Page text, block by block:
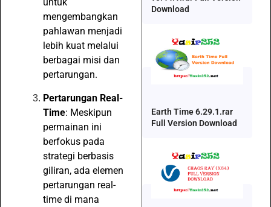
untuk
mengembangkan
pahlawan menjadi
lebih kuat melalui
berbagai misi dan
pertarungan.
Pertarungan Real-
Time: Meskipun
permainan ini
berfokus pada
strategi berbasis
giliran, ada elemen
pertarungan real-
time di mana
Download
Earth Time 6.29.1.rar
Full Version Download